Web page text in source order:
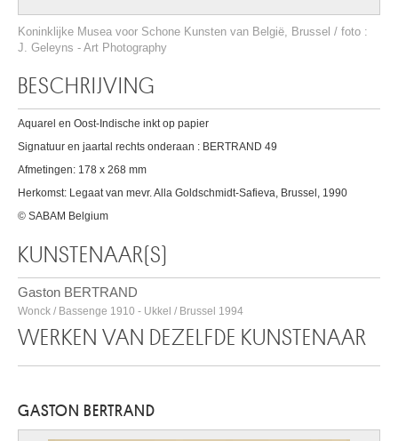
Koninklijke Musea voor Schone Kunsten van België, Brussel / foto :
J. Geleyns - Art Photography
BESCHRIJVING
Aquarel en Oost-Indische inkt op papier
Signatuur en jaartal rechts onderaan : BERTRAND 49
Afmetingen: 178 x 268 mm
Herkomst: Legaat van mevr. Alla Goldschmidt-Safieva, Brussel, 1990
© SABAM Belgium
KUNSTENAAR(S)
Gaston BERTRAND
Wonck / Bassenge 1910 - Ukkel / Brussel 1994
WERKEN VAN DEZELFDE KUNSTENAAR
GASTON BERTRAND